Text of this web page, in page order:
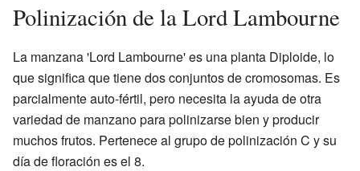
Polinización de la Lord Lambourne
La manzana 'Lord Lambourne' es una planta Diploide, lo
que significa que tiene dos conjuntos de cromosomas. Es
parcialmente auto-fértil, pero necesita la ayuda de otra
variedad de manzano para polinizarse bien y producir
muchos frutos. Pertenece al grupo de polinización C y su
día de floración es el 8.